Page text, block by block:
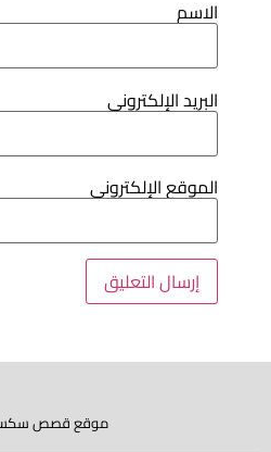
الإلكتروني
الإلكتروني
موقع قصص سكس حقيقة